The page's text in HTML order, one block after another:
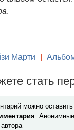
.
Марти
стать
можно оставить
.